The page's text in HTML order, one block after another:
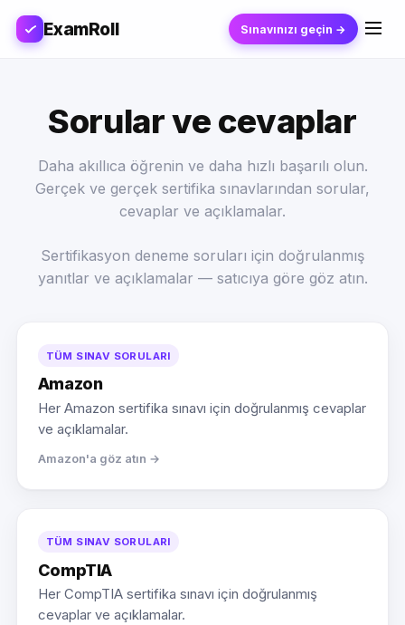
ExamRoll Sınavınızı geçin →
Sorular ve cevaplar
Daha akıllıca öğrenin ve daha hızlı başarılı olun.
Gerçek ve gerçek sertifika sınavlarından sorular,
cevaplar ve açıklamalar.
Sertifikasyon deneme soruları için doğrulanmış
yanıtlar ve açıklamalar — satıcıya göre göz atın.
TÜM SINAV SORULARI
Amazon
Her Amazon sertifika sınavı için doğrulanmış cevaplar
ve açıklamalar.
Amazon'a göz atın →
TÜM SINAV SORULARI
CompTIA
Her CompTIA sertifika sınavı için doğrulanmış
cevaplar ve açıklamalar.